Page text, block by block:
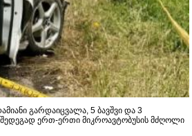
გარდაიცვალა, 5 ბავშვი და 3
შედეგად ერთ-ერთი მიკროავტობუსის მძღოლი